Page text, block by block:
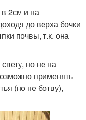
в 2см и на
до верха бочки
почвы, т.к. она
но не на
применять
(но не ботву),